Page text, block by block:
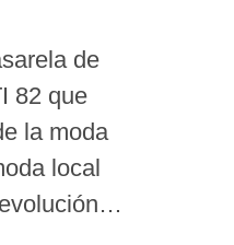
de
82 que
la moda
local